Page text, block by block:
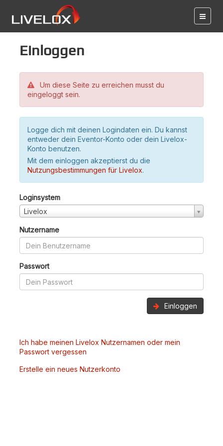
Einloggen
Um diese Seite zu erreichen musst du
eingeloggt sein.
Logge dich mit deinen Logindaten ein. Du kannst
entweder dein Eventor-Konto oder dein Livelox-
Konto benutzen.
Mit dem einloggen akzeptierst du die
Nutzungsbestimmungen für Livelox.
Loginsystem
Livelox
Nutzername
Passwort
Einloggen
Ich habe meinen Livelox Nutzernamen oder mein
Passwort vergessen
Erstelle ein neues Nutzerkonto